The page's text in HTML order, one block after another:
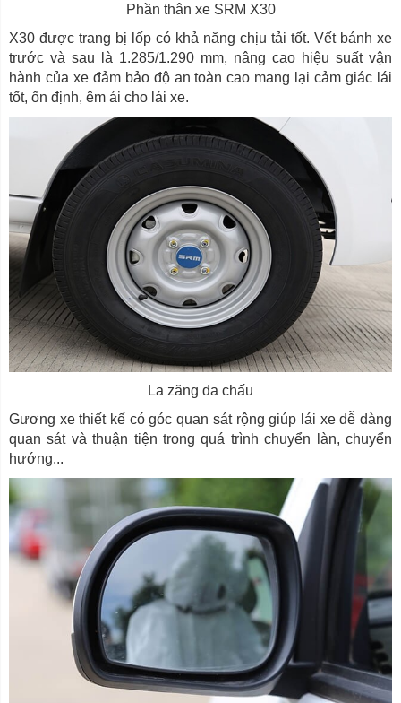
Phần thân xe SRM X30
X30 được trang bị lốp có khả năng chịu tải tốt. Vết bánh xe
trước và sau là 1.285/1.290 mm, nâng cao hiệu suất vận
hành của xe đảm bảo độ an toàn cao mang lại cảm giác lái
tốt, ổn định, êm ái cho lái xe.
La zăng đa chấu
Gương xe thiết kế có góc quan sát rộng giúp lái xe dễ dàng
quan sát và thuận tiện trong quá trình chuyển làn, chuyển
hướng...